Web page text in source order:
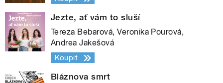
Jezte, ať vám to sluší
Tereza Bebarová, Veronika Pourová,
Andrea Jakešová
Koupit
Bláznova smrt